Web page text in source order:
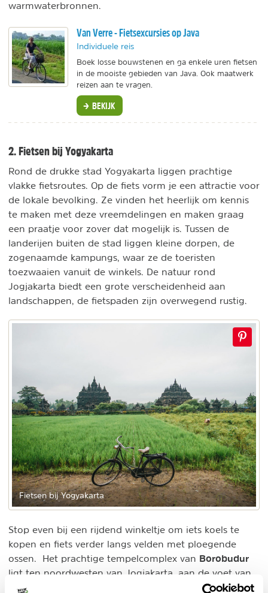
warmwaterbronnen.
Van Verre - Fietsexcursies op Java
Individuele reis
Boek losse bouwstenen en ga enkele uren fietsen
in de mooiste gebieden van Java. Ook maatwerk
reizen aan te vragen.
BEKIJK
2. Fietsen bij Yogyakarta
Rond de drukke stad Yogyakarta liggen prachtige
vlakke fietsroutes. Op de fiets vorm je een attractie voor
de lokale bevolking. Ze vinden het heerlijk om kennis
te maken met deze vreemdelingen en maken graag
een praatje voor zover dat mogelijk is. Tussen de
landerijen buiten de stad liggen kleine dorpen, de
zogenaamde kampungs, waar ze de toeristen
toezwaaien vanuit de winkels. De natuur rond
Jogjakarta biedt een grote verscheidenheid aan
landschappen, de fietspaden zijn overwegend rustig.
Fietsen bij Yogyakarta
Stop even bij een rijdend winkeltje om iets koels te
kopen en fiets verder langs velden met ploegende
ossen. Het prachtige tempelcomplex van Borobudur
ligt ten noordwesten van Jogjakarta, aan de voet van
de Merapi berg. Vanaf Jogjakarta kan je ook fietsen